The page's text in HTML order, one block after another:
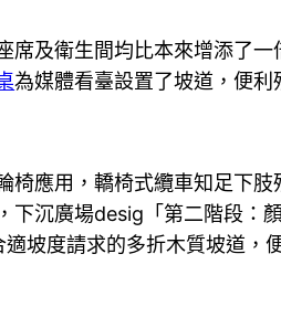
及衛生間均比本來增添了一
為媒體看臺設置了坡道，便利
應用，轎椅式纜車知足下肢
沉廣場desig「第二階段：
坡度請求的多折木質坡道，